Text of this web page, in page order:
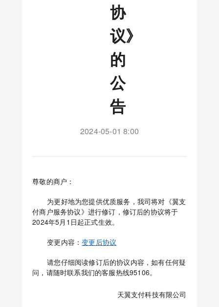
协
议》
的
公
告
2024-05-01 8:00
尊敬的商户：
为更好地为您提供优质服务，我司将对《翼支
付商户服务协议》进行修订，修订后的协议将于
2024年5月1日起正式生效。
变更内容：变更后协议
请您仔细阅读修订后的协议内容，如有任何疑
问，请随时联系我们的客服热线95106。
天翼支付科技有限公司